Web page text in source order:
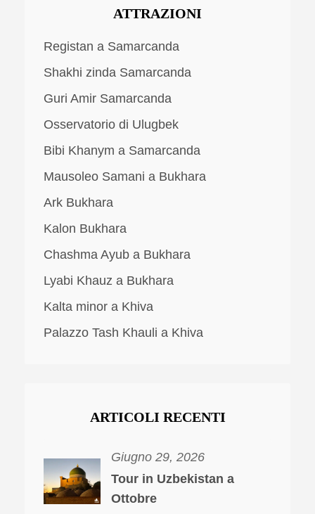
ATTRAZIONI
Registan a Samarcanda
Shakhi zinda Samarcanda
Guri Amir Samarcanda
Osservatorio di Ulugbek
Bibi Khanym a Samarcanda
Mausoleo Samani a Bukhara
Ark Bukhara
Kalon Bukhara
Chashma Ayub a Bukhara
Lyabi Khauz a Bukhara
Kalta minor a Khiva
Palazzo Tash Khauli a Khiva
ARTICOLI RECENTI
Giugno 29, 2026
Tour in Uzbekistan a
Ottobre